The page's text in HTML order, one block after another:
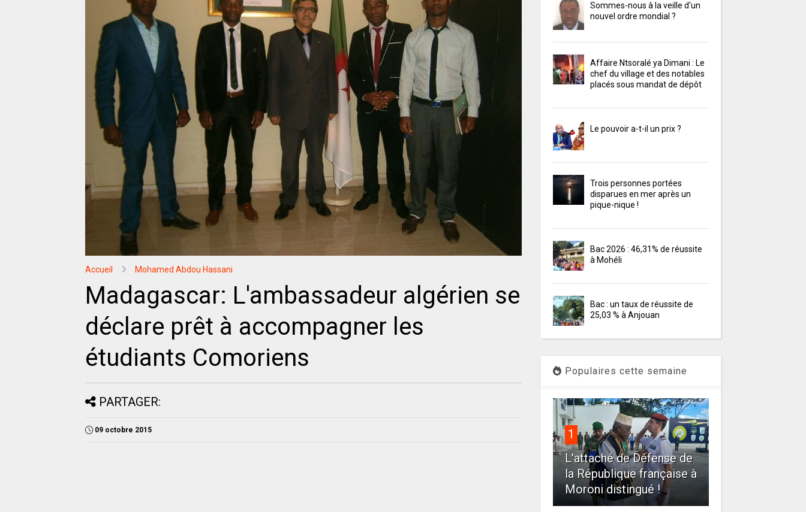
Accueil Mohamed Abdou Hassani
Madagascar: L'ambassadeur algérien se
déclare prêt à accompagner les
étudiants Comoriens
PARTAGER:
09 octobre 2015
Sommes-nous à la veille d'un
nouvel ordre mondial ?
Affaire Ntsoralé ya Dimani : Le
chef du village et des notables
placés sous mandat de dépôt
Le pouvoir a-t-il un prix ?
Trois personnes portées
disparues en mer après un
pique-nique !
Bac 2026 : 46,31% de réussite
à Mohéli
Bac : un taux de réussite de
25,03 % à Anjouan
Populaires cette semaine
1
L'attaché de Défense de
la République française à
Moroni distingué !